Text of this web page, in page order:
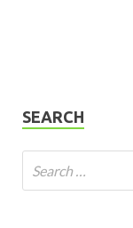
SEARCH